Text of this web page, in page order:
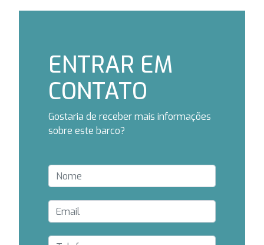
ENTRAR EM
CONTATO
Gostaria de receber mais informações
sobre este barco?